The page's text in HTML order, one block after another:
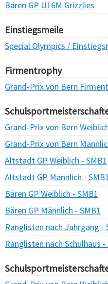
Bären GP U16M Grizzlies
Einstiegsmeile
Special Olympics /
Firmentrophy
Grand-Prix von Bern
Grand-Prix von Bern
Grand-Prix von Bern
Altstadt GP Weiblich - SMB1
Altstadt GP Männlich - SMB1
Bären GP Weiblich - SMB1
Bären GP Männlich - SMB1
Ranglisten nach Jahrgang -
Ranglisten nach Schulhaus -